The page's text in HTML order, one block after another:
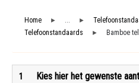
Home ► ... ►
Telefoonstandaards ► Bamboe
1 Kies hier het gewenste